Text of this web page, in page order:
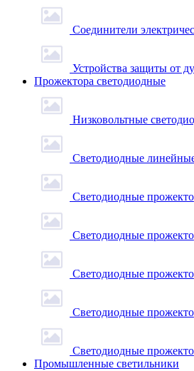
Соединители
Устройства защиты от
Прожектора светодиодные
Низковольтные
Светодиодные
Светодиодные
Светодиодные
Светодиодные
Светодиодные
Светодиодные
Промышленные светильники